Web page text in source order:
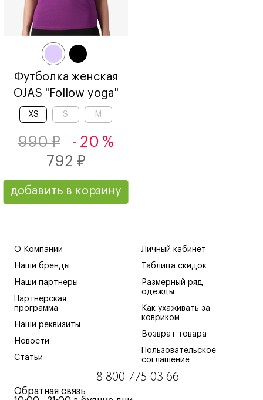
Футболка женская
OJAS "Follow yoga"
990 ₽
- 20 %
792 ₽
XS S M
добавить в корзину
О Компании
Наши бренды
Наши партнеры
Партнерская
программа
Наши реквизиты
Новости
Статьи
Личный кабинет
Таблица скидок
Размерный ряд
одежды
Как ухаживать за
ковриком
Возврат товара
Пользовательское
соглашение
8 800 775 03 66
Обратная связь